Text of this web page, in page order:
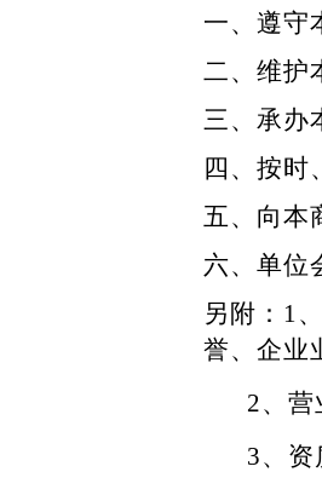
一、遵守
二、维护
三、承办
四、按时
五、向本
六、单位
另附： 1
誉、企业
2、 营
3、 资